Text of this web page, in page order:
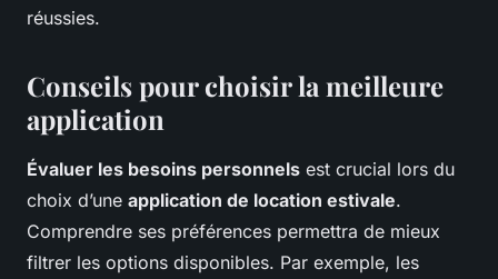
réussies.
Conseils pour choisir la meilleure
application
Évaluer les besoins personnels est crucial lors du
choix d’une application de location estivale.
Comprendre ses préférences permettra de mieux
filtrer les options disponibles. Par exemple, les